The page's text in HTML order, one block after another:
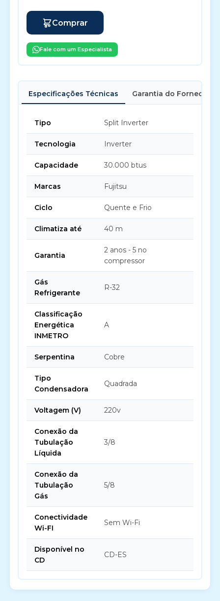
Comprar
Fale com um Especialista
Especificações Técnicas Garantia do Fornecedor
Tipo Split Inverter
Tecnologia Inverter
Capacidade 30.000 btus
Marcas Fujitsu
Ciclo Quente e Frio
Climatiza até 40 m
Garantia
2 anos - 5 no
compressor
Gás
Refrigerante
R-32
Classificação
Energética
INMETRO
A
Serpentina Cobre
Tipo
Condensadora
Quadrada
Voltagem (V) 220v
Conexão da
Tubulação
Líquida
3/8
Conexão da
Tubulação
Gás
5/8
Conectividade
Wi-FI
Sem Wi-Fi
Disponível no
CD
CD-ES